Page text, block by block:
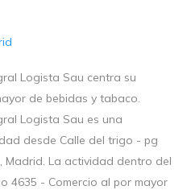
Logista Sau centra su
de bebidas y tabaco.
Logista Sau es una
desde Calle del trigo - pg
Madrid. La actividad dentro del
4635 - Comercio al por mayor